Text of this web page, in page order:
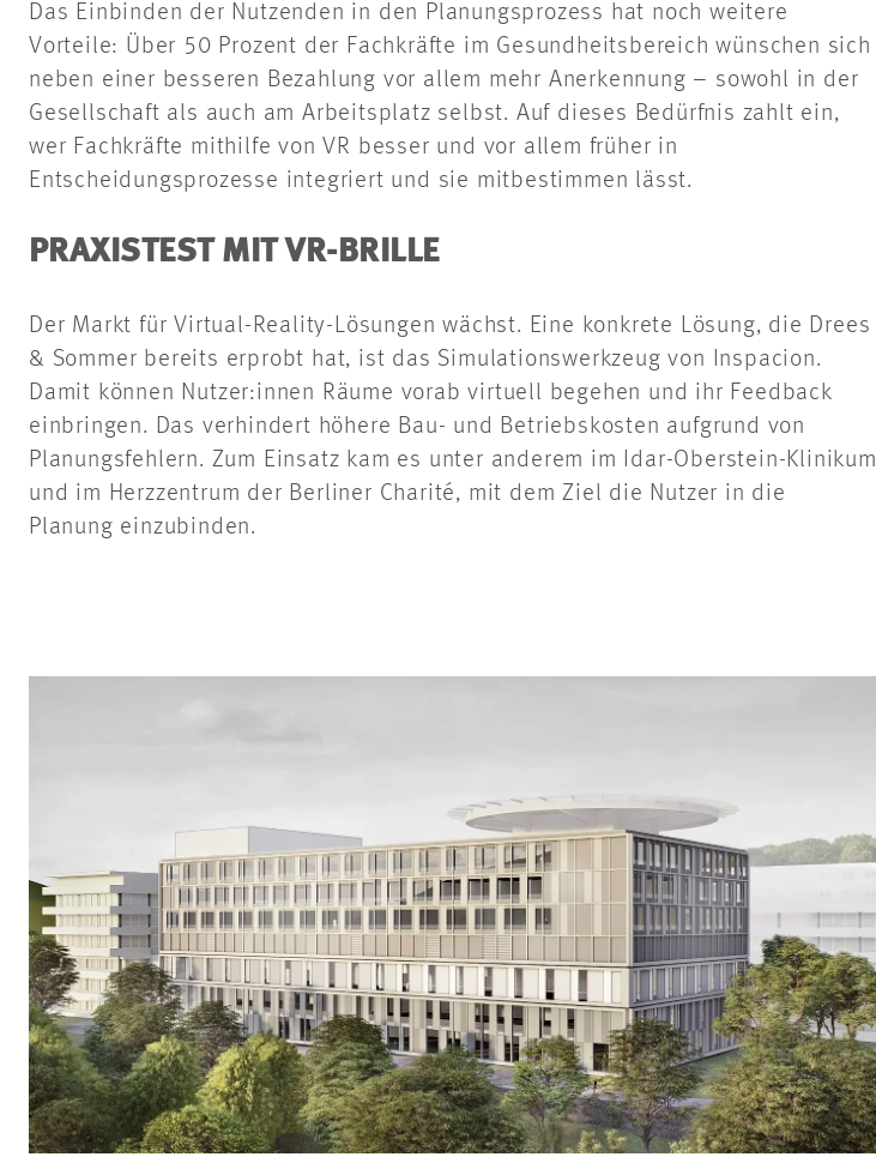
Das Einbinden der Nutzenden in den Planungsprozess hat noch weitere
Vorteile: Über 50 Prozent der Fachkräfte im Gesundheitsbereich wünschen sich
neben einer besseren Bezahlung vor allem mehr Anerkennung – sowohl in der
Gesellschaft als auch am Arbeitsplatz selbst. Auf dieses Bedürfnis zahlt ein,
wer Fachkräfte mithilfe von VR besser und vor allem früher in
Entscheidungsprozesse integriert und sie mitbestimmen lässt.
PRAXISTEST MIT VR-BRILLE
Der Markt für Virtual-Reality-Lösungen wächst. Eine konkrete Lösung, die Drees
& Sommer bereits erprobt hat, ist das Simulationswerkzeug von Inspacion.
Damit können Nutzer:innen Räume vorab virtuell begehen und ihr Feedback
einbringen. Das verhindert höhere Bau- und Betriebskosten aufgrund von
Planungsfehlern. Zum Einsatz kam es unter anderem im Idar-Oberstein-Klinikum
und im Herzzentrum der Berliner Charité, mit dem Ziel die Nutzer in die
Planung einzubinden.